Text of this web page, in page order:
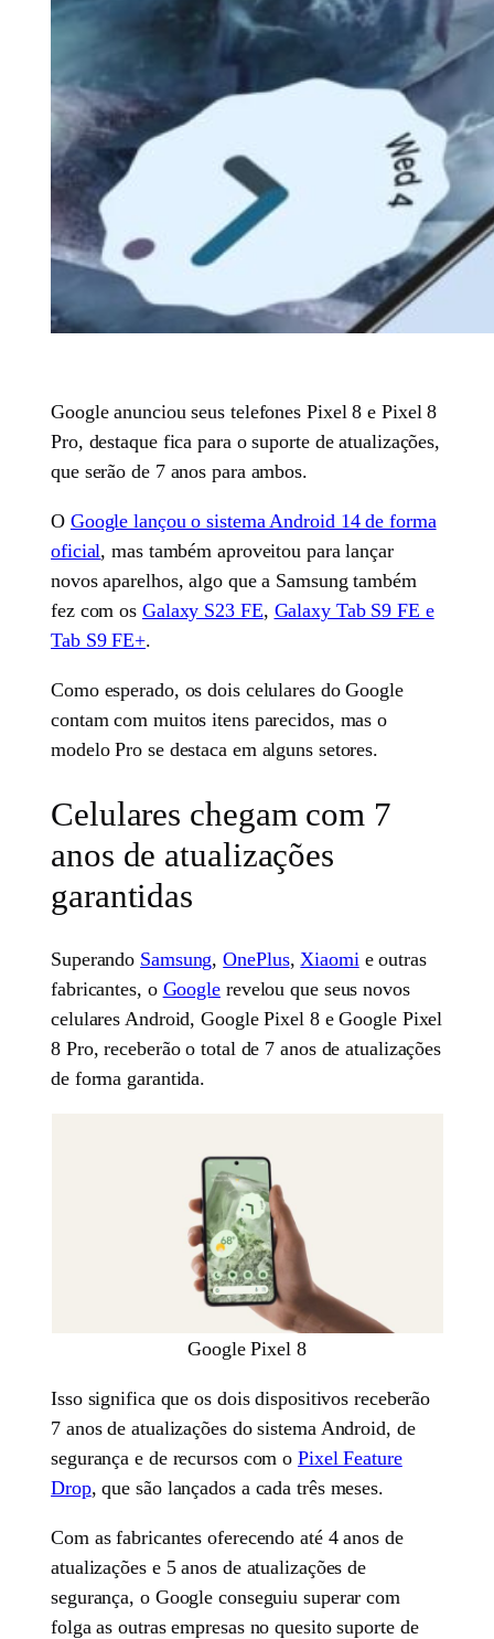
Google anunciou seus telefones Pixel 8 e Pixel 8
Pro, destaque fica para o suporte de atualizações,
que serão de 7 anos para ambos.
O Google lançou o sistema Android 14 de forma
oficial, mas também aproveitou para lançar
novos aparelhos, algo que a Samsung também
fez com os Galaxy S23 FE, Galaxy Tab S9 FE e
Tab S9 FE+.
Como esperado, os dois celulares do Google
contam com muitos itens parecidos, mas o
modelo Pro se destaca em alguns setores.
Celulares chegam com 7
anos de atualizações
garantidas
Superando Samsung,OnePlus, Xiaomi e outras
fabricantes, o Google revelou que seus novos
celulares Android, Google Pixel 8 e Google Pixel
8 Pro, receberão o total de 7 anos de atualizações
de forma garantida.
Google Pixel 8
Isso significa que os dois dispositivos receberão
7 anos de atualizações do sistema Android, de
segurança e de recursos com oPixel Feature
Drop, que são lançados a cada três meses.
Com as fabricantes oferecendo até 4 anos de
atualizações e 5 anos de atualizações de
segurança, o Google conseguiu superar com
folga as outras empresas no quesito suporte de